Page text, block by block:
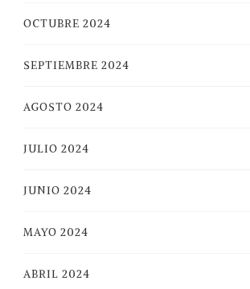
OCTUBRE 2024
SEPTIEMBRE 2024
AGOSTO 2024
JULIO 2024
JUNIO 2024
MAYO 2024
ABRIL 2024